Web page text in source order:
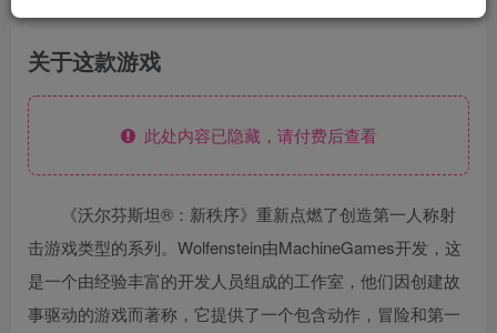
关于这款游戏
此处内容已隐藏，请付费后查看
《沃尔芬斯坦®：新秩序》重新点燃了创造第一人称射
击游戏类型的系列。Wolfenstein由MachineGames开发，这
是一个由经验丰富的开发人员组成的工作室，他们因创建故
事驱动的游戏而著称，它提供了一个包含动作，冒险和第一